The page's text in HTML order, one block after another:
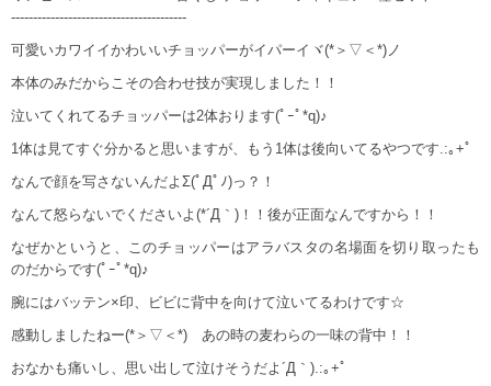
----------------------------------------
可愛いカワイイかわいいチョッパーがイパーイヾ(*＞▽＜*)ノ
本体のみだからこその合わせ技が実現しました！！
泣いてくれてるチョッパーは2体おります(ﾟｰﾟ*q)♪
1体は見てすぐ分かると思いますが、もう1体は後向いてるやつです.:｡+ﾟ
なんで顔を写さないんだよΣ(ﾟДﾟﾉ)っ？！
なんて怒らないでくださいよ(*´Д｀)！！後が正面なんですから！！
なぜかというと、このチョッパーはアラバスタの名場面を切り取ったも
のだからです(ﾟｰﾟ*q)♪
腕にはバッテン×印、ビビに背中を向けて泣いてるわけです☆
感動しましたねー(*＞▽＜*) あの時の麦わらの一味の背中！！
おなかも痛いし、思い出して泣けそうだよ´Д｀).:｡+ﾟ